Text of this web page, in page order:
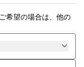
希望の場合は、他の